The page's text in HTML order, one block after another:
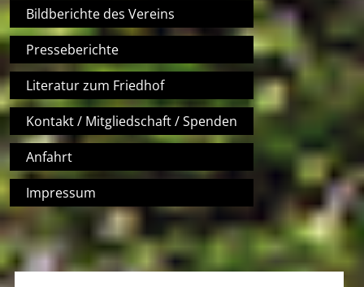
Bildberichte des Vereins
Presseberichte
Literatur zum Friedhof
Kontakt / Mitgliedschaft / Spenden
Anfahrt
Impressum